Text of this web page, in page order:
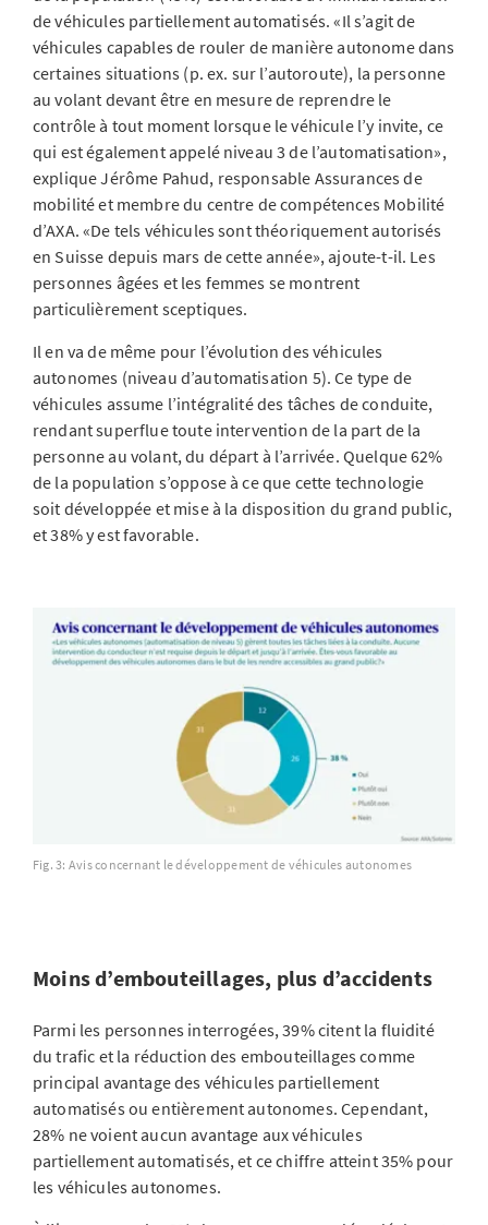
de véhicules partiellement automatisés. «Il s’agit de
véhicules capables de rouler de manière autonome dans
certaines situations (p. ex. sur l’autoroute), la personne
au volant devant être en mesure de reprendre le
contrôle à tout moment lorsque le véhicule l’y invite, ce
qui est également appelé niveau 3 de l’automatisation»,
explique Jérôme Pahud, responsable Assurances de
mobilité et membre du centre de compétences Mobilité
d’AXA. «De tels véhicules sont théoriquement autorisés
en Suisse depuis mars de cette année», ajoute-t-il. Les
personnes âgées et les femmes se montrent
particulièrement sceptiques.
Il en va de même pour l’évolution des véhicules
autonomes (niveau d’automatisation 5). Ce type de
véhicules assume l’intégralité des tâches de conduite,
rendant superflue toute intervention de la part de la
personne au volant, du départ à l’arrivée. Quelque 62%
de la population s’oppose à ce que cette technologie
soit développée et mise à la disposition du grand public,
et 38% y est favorable.
Fig. 3: Avis concernant le développement de véhicules autonomes
Moins d’embouteillages, plus d’accidents
Parmi les personnes interrogées, 39% citent la fluidité
du trafic et la réduction des embouteillages comme
principal avantage des véhicules partiellement
automatisés ou entièrement autonomes. Cependant,
28% ne voient aucun avantage aux véhicules
partiellement automatisés, et ce chiffre atteint 35% pour
les véhicules autonomes.